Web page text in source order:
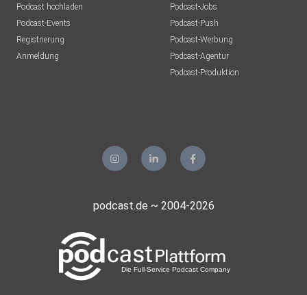
Podcast hochladen
Podcast-Events
Registrierung
Anmeldung
Podcast-Jobs
Podcast-Push
Podcast-Werbung
Podcast-Agentur
Podcast-Produktion
podcast.de ~ 2004-2026